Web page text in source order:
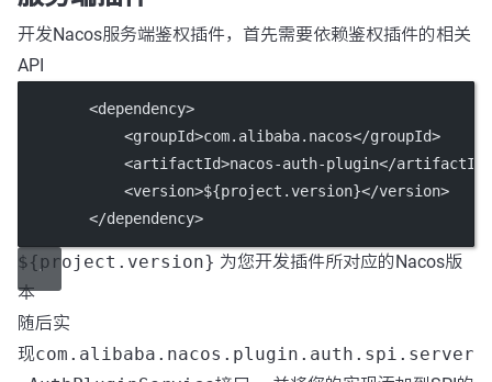
开发Nacos服务端鉴权插件，首先需要依赖鉴权插件的相关
API
        <
dependency>
            <
groupId>com.alibaba.nacos</groupId>
            <
artifactId>nacos-auth-plugin</artifactId
            <
version>${project.version}</version>
        </
dependency>
${project.version} 为您开发插件所对应的Nacos版
本
随后实
现com.alibaba.nacos.plugin.auth.spi.server